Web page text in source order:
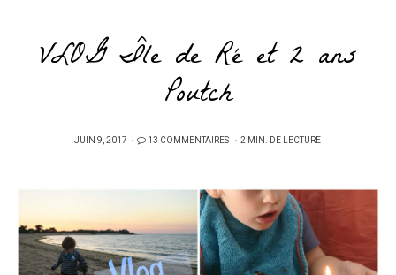
VLOG Île de Ré et 2 ans
Poutch
PUBLIÉ
JUIN 9, 2017 13 COMMENTAIRES 2 MIN. DE LECTURE